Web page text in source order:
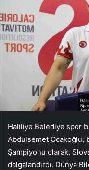
Haliliye Belediye spor
Abdulsemet Ocakoğlu,
Şampiyonu olarak,
dalgalandırdı. Dünya